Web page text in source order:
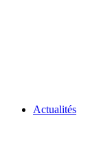
Actualités